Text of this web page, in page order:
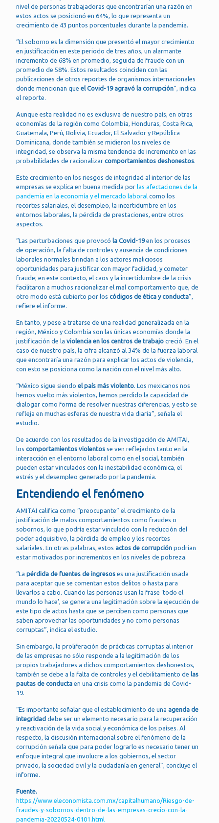
nivel de personas trabajadoras que encontrarían una razón en
estos actos se posicionó en 64%, lo que representa un
crecimiento de 43 puntos porcentuales durante la pandemia.
“El soborno es la dimensión que presentó el mayor crecimiento
en justificación en este periodo de tres años, un alarmante
incremento de 68% en promedio, seguida de fraude con un
promedio de 58%. Estos resultados coinciden con las
publicaciones de otros reportes de organismos internacionales
donde mencionan que el Covid-19 agravó la corrupción”, indica
el reporte.
Aunque esta realidad no es exclusiva de nuestro país, en otras
economías de la región como Colombia, Honduras, Costa Rica,
Guatemala, Perú, Bolivia, Ecuador, El Salvador y República
Dominicana, donde también se midieron los niveles de
integridad, se observa la misma tendencia de incremento en las
probabilidades de racionalizar comportamientos deshonestos.
Este crecimiento en los riesgos de integridad al interior de las
empresas se explica en buena medida por las afectaciones de la
pandemia en la economía y el mercado laboral como los
recortes salariales, el desempleo, la incertidumbre en los
entornos laborales, la pérdida de prestaciones, entre otros
aspectos.
“Las perturbaciones que provocó la Covid-19en los procesos
de operación, la falta de controles y ausencia de condiciones
laborales normales brindan a los actores maliciosos
oportunidades para justificar con mayor facilidad, y cometer
fraude; en este contexto, el caos y la incertidumbre de la crisis
facilitaron a muchos racionalizar el mal comportamiento que, de
otro modo está cubierto por los códigos de ética y conducta”,
refiere el informe.
En tanto, y pese a tratarse de una realidad generalizada en la
región, México y Colombia son las únicas economías donde la
justificación de la violencia en los centros de trabajo creció. En el
caso de nuestro país, la cifra alcanzó al 34% de la fuerza laboral
que encontraría una razón para explicar los actos de violencia,
con esto se posiciona como la nación con el nivel más alto.
“México sigue siendo el país más violento. Los mexicanos nos
hemos vuelto más violentos, hemos perdido la capacidad de
dialogar como forma de resolver nuestras diferencias, y esto se
refleja en muchas esferas de nuestra vida diaria”, señala el
estudio.
De acuerdo con los resultados de la investigación de AMITAI,
los comportamientos violentos se ven reflejados tanto en la
interacción en el entorno laboral como en el social, también
pueden estar vinculados con la inestabilidad económica, el
estrés y el desempleo generado por la pandemia.
Entendiendo el fenómeno
AMITAI califica como “preocupante” el crecimiento de la
justificación de malos comportamientos como fraudes o
sobornos, lo que podría estar vinculado con la reducción del
poder adquisitivo, la pérdida de empleo y los recortes
salariales. En otras palabras, estos actos de corrupción podrían
estar motivados por incrementos en los niveles de pobreza.
“La pérdida de fuentes de ingresos es una justificación usada
para aceptar que se comentan estos delitos o hasta para
llevarlos a cabo. Cuando las personas usan la frase ‘todo el
mundo lo hace’, se genera una legitimación sobre la ejecución de
este tipo de actos hasta que se perciben como personas que
saben aprovechar las oportunidades y no como personas
corruptas”, indica el estudio.
Sin embargo, la proliferación de prácticas corruptas al interior
de las empresas no sólo responde a la legitimación de los
propios trabajadores a dichos comportamientos deshonestos,
también se debe a la falta de controles y el debilitamiento de las
pautas de conducta en una crisis como la pandemia de Covid-
19.
“Es importante señalar que el establecimiento de una agenda de
integridad debe ser un elemento necesario para la recuperación
y reactivación de la vida social y económica de los países. Al
respecto, la discusión internacional sobre el fenómeno de la
corrupción señala que para poder lograrlo es necesario tener un
enfoque integral que involucre a los gobiernos, el sector
privado, la sociedad civil y la ciudadanía en general”, concluye el
informe.
Fuente.
https://www.eleconomista.com.mx/capitalhumano/Riesgo-de-
fraudes-y-sobornos-dentro-de-las-empresas-crecio-con-la-
pandemia-20220524-0101.html